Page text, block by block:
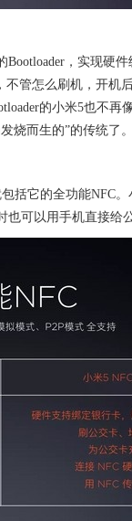
，实现硬
管怎么刷机，开机
的小米5也不再
烧而生的”的传统了
括它的全功能NFC
也可以用手机直接给